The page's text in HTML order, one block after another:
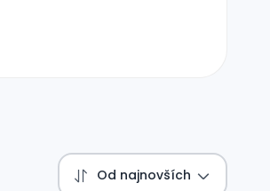
Od najnovších